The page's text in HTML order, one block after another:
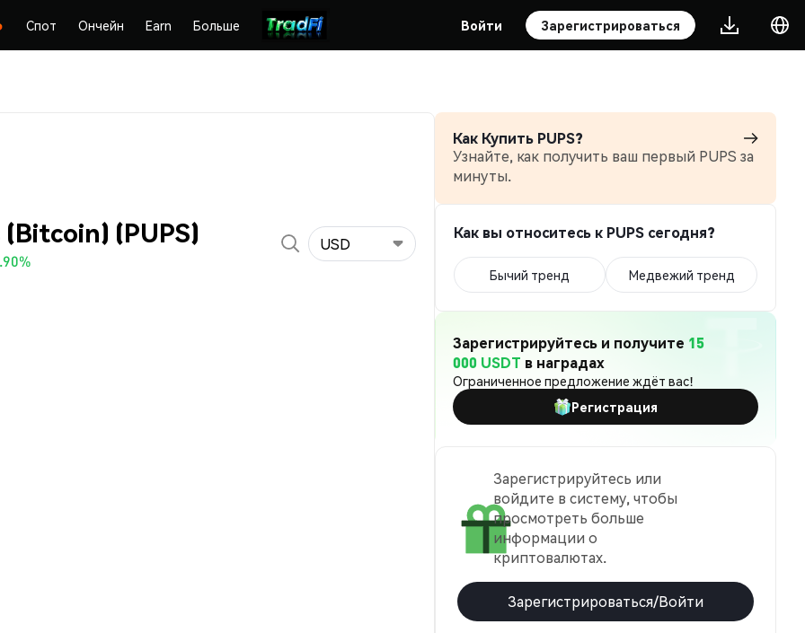
Спот Ончейн Earn Больше Войти Зарегистрироваться
(PUPS) USD
Как Купить PUPS?
Узнайте, как получить ваш первый PUPS за
минуты.
Как вы относитесь к PUPS сегодня?
Бычий тренд Медвежий тренд
Зарегистрируйтесь и получите 15
000 USDT в наградах
Ограниченное предложение ждёт вас!
Регистрация
Зарегистрируйтесь или
войдите в систему, чтобы
просмотреть больше
информации о
криптовалютах.
Зарегистрироваться/Войти